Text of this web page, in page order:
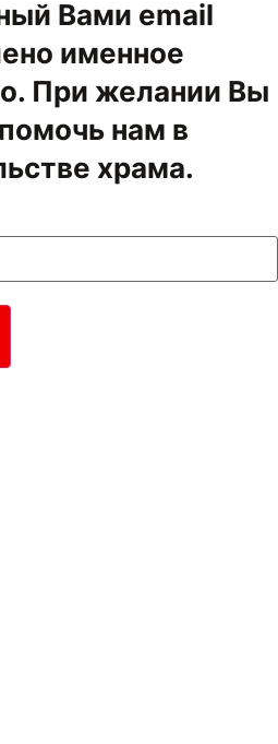
Вами email
именное
При желании Вы
нам в
храма.